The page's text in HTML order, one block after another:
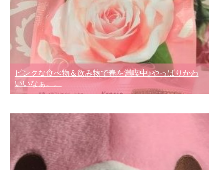
ピンクな食べ物＆飲み物で春を満喫中♪やっぱりかわ
いいなぁ。。